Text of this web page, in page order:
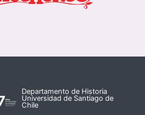
Departamento de Historia
Universidad de Santiago de
Chile